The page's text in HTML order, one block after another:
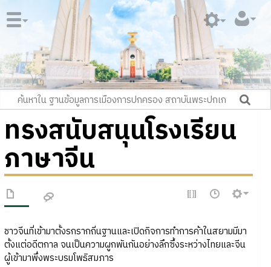
ทรงสนับสนุนโรงเรียน
ภาษาจีน
ชาวจีนที่เข้ามาตั้งรกรากถิ่นฐานและเปิดกิจการทำการค้าในสยามมีมา
ตั้งแต่อดีตกาล จนเป็นความผูกพันกันอย่างลึกซึ้งระหว่างไทยและจีน
ผู้เข้ามาพึ่งพระบรมโพธิสมภาร